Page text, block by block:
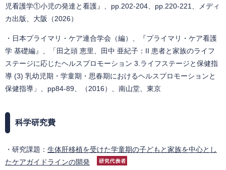
児看護学①小児の発達と看護』、pp.202-204、pp.220-221、メディ
カ出版、大阪（2026）
・日本プライマリ・ケア連合学会（編）、『プライマリ・ケア看護
学 基礎編』、「田之頭 恵里、田中 亜紀子：II 患者と家族のライフ
ステージに応じたヘルスプロモーション 3.ライフステージと保健指
導 (3) 乳幼児期・学童期・思春期におけるヘルスプロモーションと
保健指導」、pp84-89、（2016）、南山堂、東京
科学研究費
・研究課題： 生体肝移植を受けた学童期の子どもと家族を中心とし
たケアガイドラインの開発